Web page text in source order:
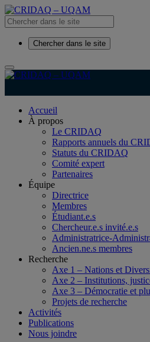
Chercher dans le site
Accueil
À propos
Le CRIDAQ
Rapports annuels du
Statuts du CRIDAQ
Comité expert
Partenaires
Équipe
Directrice
Membres
Étudiant.e.s
Chercheur.e.s invité.e.s
Administratrice-
Ancien.ne.s membres
Recherche
Axe 1 – Nations et
Axe 2 – Institutions,
Axe 3 – Démocratie et
Projets de recherche
Activités
Publications
Nous joindre